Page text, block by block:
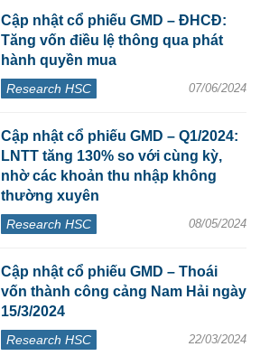
Cập nhật cổ phiếu GMD – ĐHCĐ:
Tăng vốn điều lệ thông qua phát
hành quyền mua
Research HSC 07/06/2024
Cập nhật cổ phiếu GMD – Q1/2024:
LNTT tăng 130% so với cùng kỳ,
nhờ các khoản thu nhập không
thường xuyên
Research HSC 08/05/2024
Cập nhật cổ phiếu GMD – Thoái
vốn thành công cảng Nam Hải ngày
15/3/2024
Research HSC 22/03/2024